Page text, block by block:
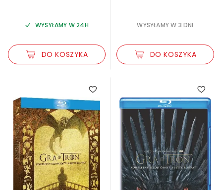
WYSYŁAMY W 24H
DO KOSZYKA
WYSYŁAMY W 3 DNI
DO KOSZYKA